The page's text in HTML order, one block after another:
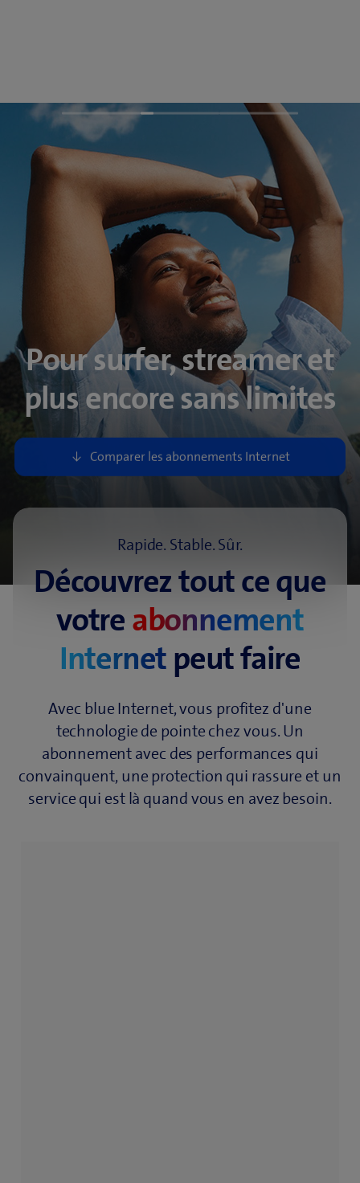
Pour surfer, streamer et
plusencore sans limites
Rapide. Stable. Sûr.
Découvrez tout ce que
votreabonnement
Internetpeut faire
Avec blue Internet, vous profitez d'une
technologie de pointe chez vous. Un
abonnement avec des performances qui
convainquent, une protection qui rassure et un
service qui est là quand vous en avez besoin.